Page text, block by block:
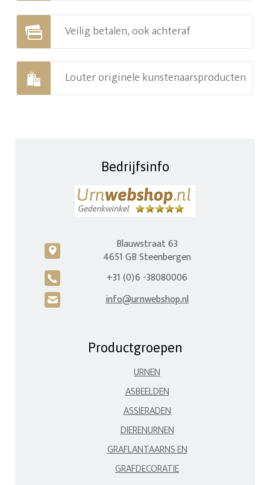
Veilig betalen, ook achteraf
Louter originele kunstenaarsproducten
Bedrijfsinfo
c
Blauwstraat 63
4651 GB Steenbergen
A +31 (0)6 -38080006
H info@urnwebshop.nl
Productgroepen
URNEN
ASBEELDEN
ASSIERADEN
DIERENURNEN
GRAFLANTAARNS EN
GRAFDECORATIE